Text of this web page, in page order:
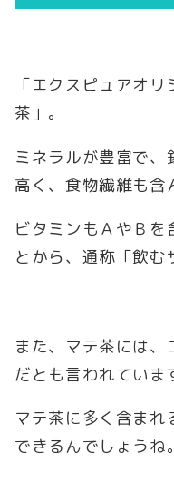
「エクスピュアオ
茶」。
ミネラルが豊富で
高く、食物繊維も含
ビタミンもＡやＢを
とから、通称「飲む
また、マテ茶には
だとも言われていま
マテ茶に多く含ま
できるんでしょうね。